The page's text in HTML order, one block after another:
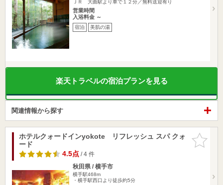
ＪＲ 大曲駅より車で１２分／無料送迎有り
営業時間
入浴料金 ～
宿泊 美肌の湯
楽天トラベルの宿泊プランを見る
関連情報から探す
お気に入
りに追加
ホテルクォードインyokote リフレッシュ スパ クォ
ード
4.5点/ 4 件
秋田県 / 横手市
横手駅468m
・横手駅西口より徒歩約5分